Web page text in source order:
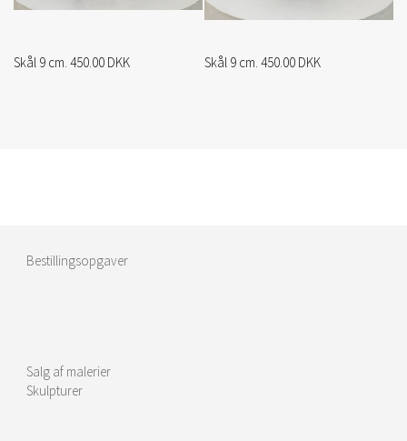
Skål 9 cm. 450.00 DKK Skål 9 cm. 450.00 DKK
Bestillingsopgaver
Salg af malerier
Skulpturer